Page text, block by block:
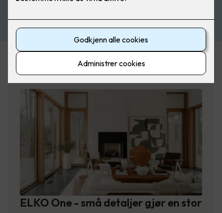
Planlegger du å pusse opp boligen?
ELKO One - små detaljer gjør en stor